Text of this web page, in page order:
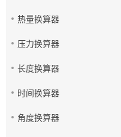
热量换算器
压力换算器
长度换算器
时间换算器
角度换算器